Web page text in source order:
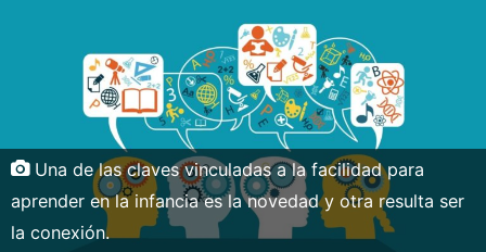
Una de las claves vinculadas a la facilidad para
aprender en la infancia es la novedad y otra resulta ser
la conexión.